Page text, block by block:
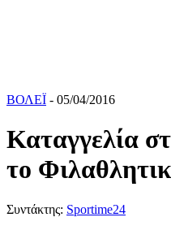
ΒΟΛΕΪ - 05/04/2016
Καταγγελία
το
Συντάκτης: Sportime24